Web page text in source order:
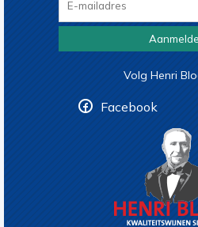
Volg Henri
Facebook